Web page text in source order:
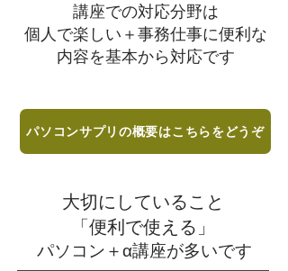
講座での対応分野は
​個人で楽しい＋事務仕事に便利な
内容を基本から対応です
パソコンサプリの概要はこちらをどうぞ
​大切にしていること
「便利で使える」
パソコン＋α講座が多いです